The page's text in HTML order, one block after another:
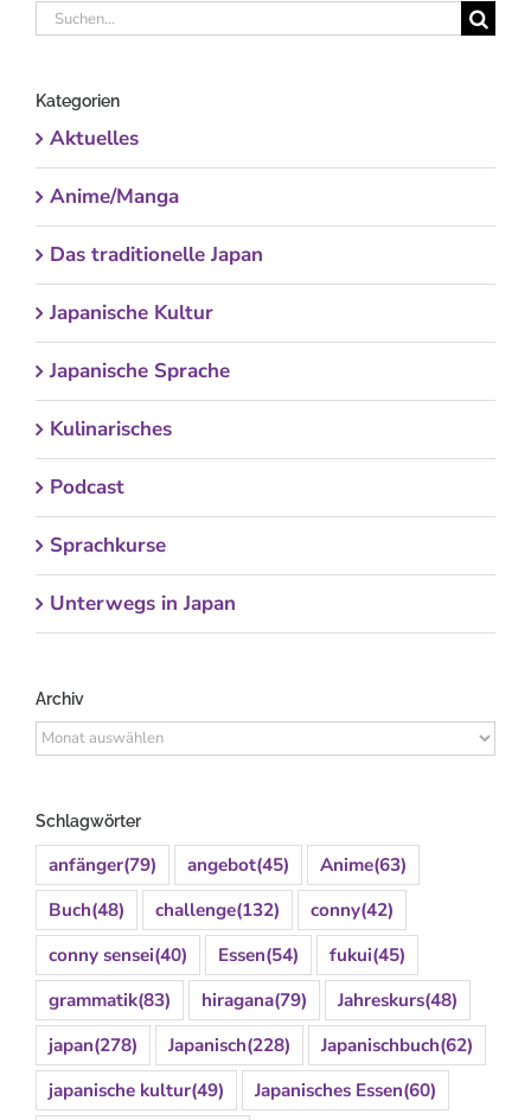
Suche
Kategorien
Aktuelles
Anime/Manga
Das traditionelle Japan
Japanische Kultur
Japanische Sprache
Kulinarisches
Podcast
Sprachkurse
Unterwegs in Japan
Archiv
Archiv
Schlagwörter
anfänger(79) angebot(45) Anime(63)
Buch(48) challenge(132) conny(42)
conny sensei(40) Essen(54) fukui(45)
grammatik(83) hiragana(79) Jahreskurs(48)
japan(278) Japanisch(228) Japanischbuch(62)
japanische kultur(49) Japanisches Essen(60)